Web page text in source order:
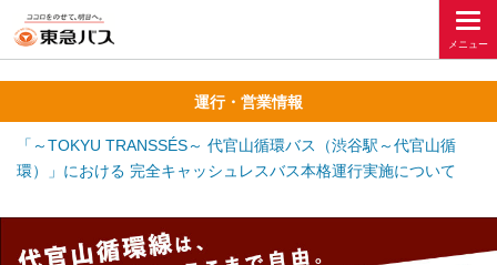
運行・営業情報
「～TOKYU TRANSSÉS～ 代官山循環バス（渋谷駅～代官山循
環）」における 完全キャッシュレスバス本格運行実施について